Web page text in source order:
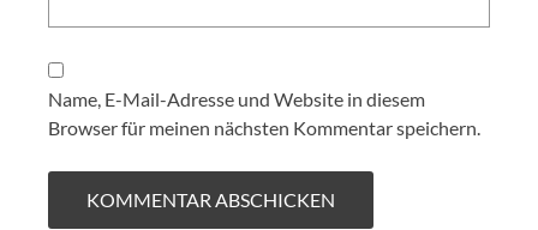
Name, E-Mail-Adresse und Website in diesem
Browser für meinen nächsten Kommentar speichern.